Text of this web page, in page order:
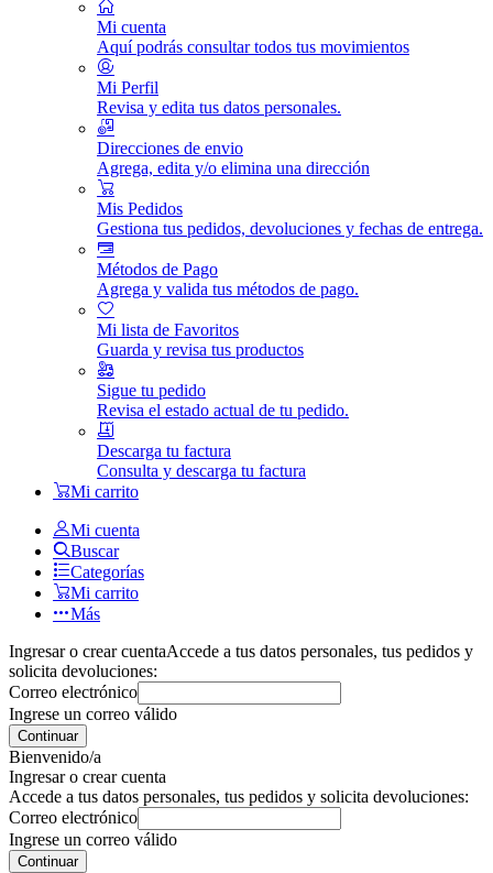
Mi cuenta
Aquí podrás consultar todos tus movimientos
Mi Perfil
Revisa y edita tus datos personales.
Direcciones de envio
Agrega, edita y/o elimina una dirección
Mis Pedidos
Gestiona tus pedidos, devoluciones y fechas de entrega.
Métodos de Pago
Agrega y valida tus métodos de pago.
Mi lista de Favoritos
Guarda y revisa tus productos
Sigue tu pedido
Revisa el estado actual de tu pedido.
Descarga tu factura
Consulta y descarga tu factura
Mi carrito
Mi cuenta
Buscar
Categorías
Mi carrito
Más
Ingresar o crear cuentaAccede a tus datos personales, tus pedidos y
solicita devoluciones:
Correo electrónico
Ingrese un correo válido
Continuar
Bienvenido/a
Ingresar o crear cuenta
Accede a tus datos personales, tus pedidos y solicita devoluciones:
Correo electrónico
Ingrese un correo válido
Continuar